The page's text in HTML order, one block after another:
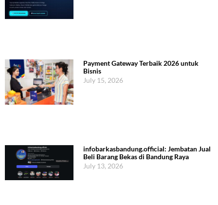
Payment Gateway Terbaik 2026 untuk
Bisnis
July 15, 2026
infobarkasbandung.official: Jembatan Jual
Beli Barang Bekas di Bandung Raya
July 13, 2026